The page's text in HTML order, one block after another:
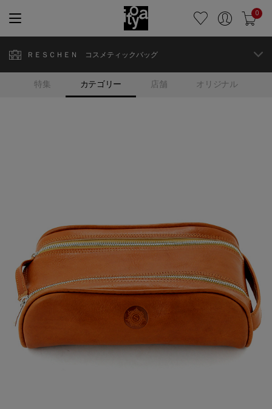
0
特集 カテゴリー 店舗 オリジナル
ＲＥＳＣＨＥＮ コスメティックバッグ